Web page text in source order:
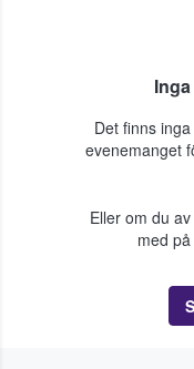
Det finns
evenemanget
Eller om du
med